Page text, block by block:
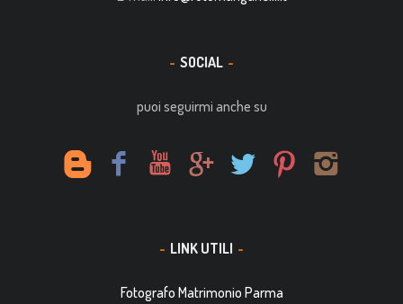
SOCIAL
puoi seguirmi anche su
LINK UTILI
Fotografo Matrimonio Parma